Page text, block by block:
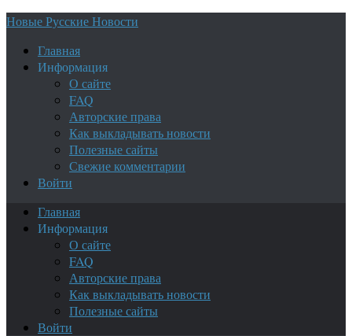
Новые Русские Новости
Главная
Информация
О сайте
FAQ
Авторские права
Как выкладывать новости
Полезные сайты
Свежие комментарии
Войти
Главная
Информация
О сайте
FAQ
Авторские права
Как выкладывать новости
Полезные сайты
Войти